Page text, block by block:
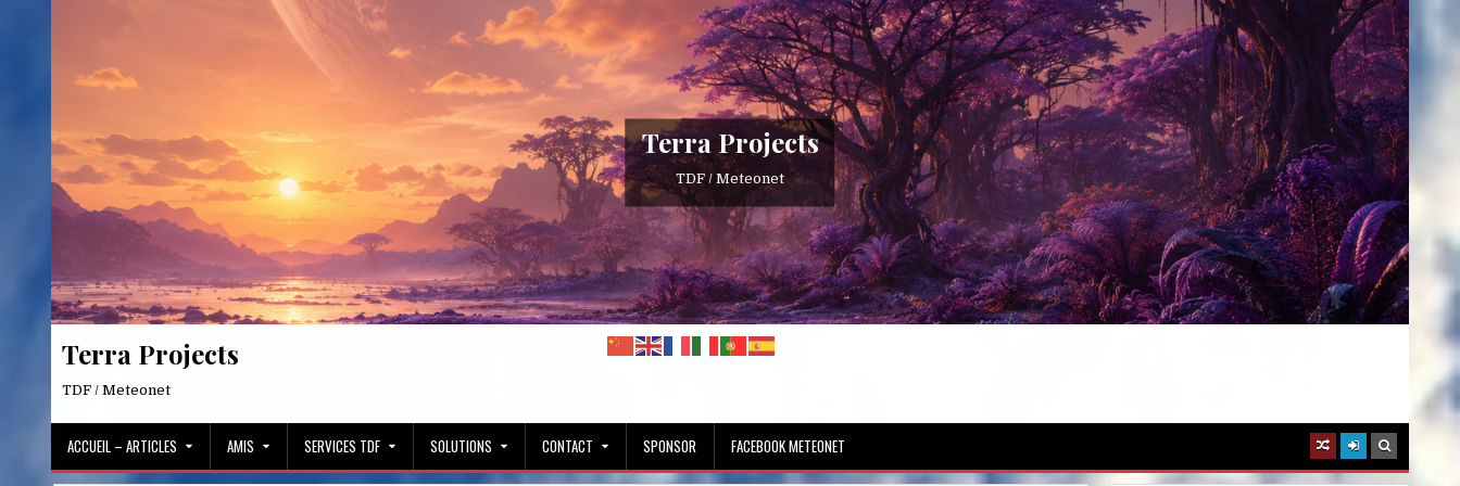
Terra Projects
TDF / Meteonet
Terra Projects
TDF / Meteonet
ACCUEIL – ARTICLES AMIS SERVICES TDF SOLUTIONS CONTACT SPONSOR FACEBOOK METEONET